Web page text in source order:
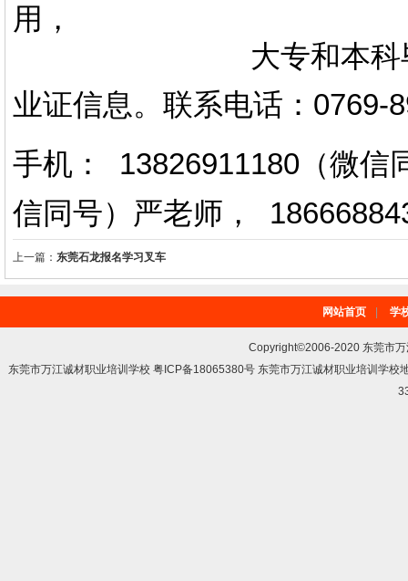
用，
大专和本科毕业证
业证信息。 联系电话 ： 0769-
手机： 13826911180（微信
信同号）严老师 ，
上一篇： 东莞石龙报名学习叉车
网站首页 学
Copyright©2006-2020 东莞市
东莞市万江诚材职业培训学校 粤ICP备18065380号 东莞市万江诚材职业培训学